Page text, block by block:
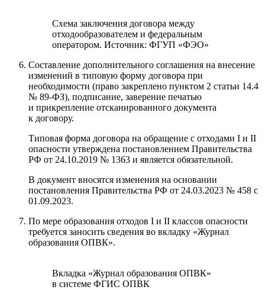
Схема заключения договора между
отходообразователем и федеральным
оператором. Источник: ФГУП «ФЭО»
Составление дополнительного соглашения на внесение
изменений в типовую форму договора при
необходимости (право закреплено пунктом 2 статьи 14.4
№ 89-ФЗ), подписание, заверение печатью
и прикрепление отсканированного документа
к договору.
Типовая форма договора на обращение с отходами I и II
опасности утверждена постановлением Правительства
РФ от 24.10.2019 № 1363 и является обязательной.
В документ вносятся изменения на основании
постановления Правительства РФ от 24.03.2023 № 458 с
01.09.2023.
По мере образования отходов I и II классов опасности
требуется заносить сведения во вкладку «Журнал
образования ОПВК».
Вкладка «Журнал образования ОПВК»
в системе ФГИС ОПВК